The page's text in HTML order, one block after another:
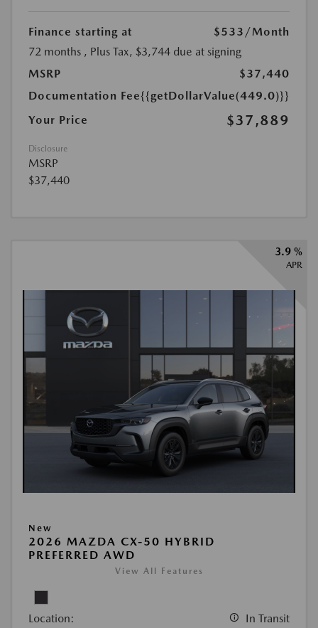
Finance starting at $533 /Month
72 months , Plus Tax, $3,744 due at signing
MSRP
$37,440
Documentation Fee{{getDollarValue(449.0)}}
Your Price
$37,889
Disclosure
MSRP
$37,440
3.9 %
APR
New
2026 MAZDA CX-50 HYBRID
PREFERRED AWD
View All Features
Location: In Transit